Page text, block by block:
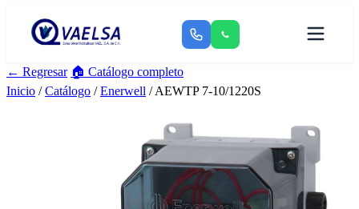
← Regresar 🏠 Catálogo completo
Inicio /Catálogo /Enerwell / AEWTP 7-10/1220S